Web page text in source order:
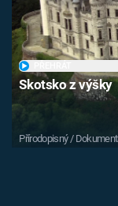
Skotsko z výšky
Přírodopisný /